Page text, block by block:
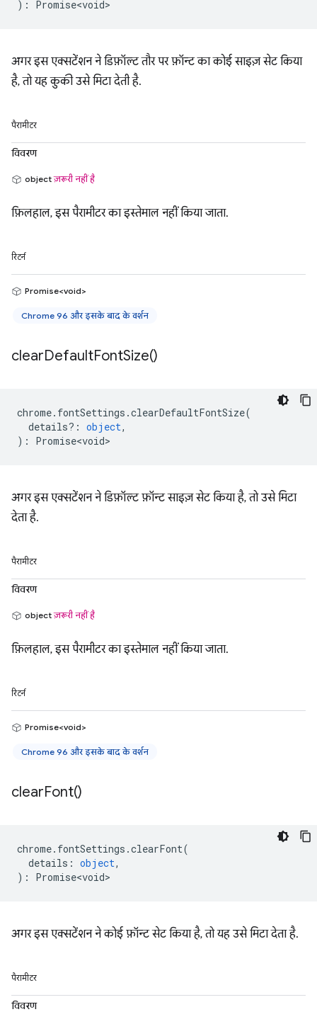
) : Promise<void>
अगर इस एक्सटेंशन ने डिफ़ॉल्ट तौर पर फ़ॉन्ट का कोई साइज़ सेट किया
है, तो यह कुकी उसे मिटा देती है.
पैरामीटर
विवरण
objectज़रूरी नहीं है
फ़िलहाल, इस पैरामीटर का इस्तेमाल नहीं किया जाता.
रिटर्न
Promise<void>
Chrome 96 और इसके बाद के वर्शन
clearDefaultFontSize()
chrome. fontSettings .clearDefaultFontSize(
details? : object,
) : Promise<void>
अगर इस एक्सटेंशन ने डिफ़ॉल्ट फ़ॉन्ट साइज़ सेट किया है, तो उसे मिटा
देता है.
पैरामीटर
विवरण
objectज़रूरी नहीं है
फ़िलहाल, इस पैरामीटर का इस्तेमाल नहीं किया जाता.
रिटर्न
Promise<void>
Chrome 96 और इसके बाद के वर्शन
clearFont()
chrome. fontSettings .clearFont(
details : object,
) : Promise<void>
अगर इस एक्सटेंशन ने कोई फ़ॉन्ट सेट किया है, तो यह उसे मिटा देता है.
पैरामीटर
विवरण